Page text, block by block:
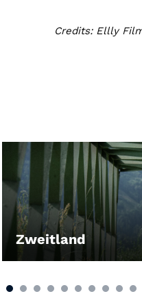
Credits: Ellly
Zweitland
LEIHEN